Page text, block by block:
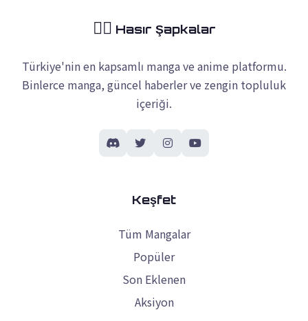
🏴‍☠️ Hasır Şapkalar
Türkiye'nin en kapsamlı manga ve anime platformu.
Binlerce manga, güncel haberler ve zengin topluluk
içeriği.
Keşfet
Tüm Mangalar
Popüler
Son Eklenen
Aksiyon